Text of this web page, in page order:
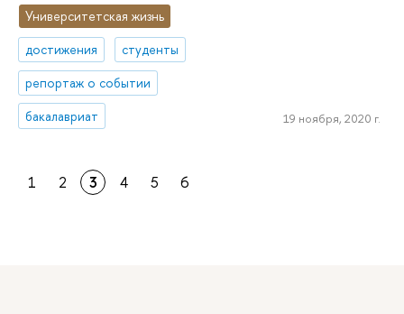
Университетская жизнь
достижения
студенты
репортаж о событии
бакалавриат
19 ноября, 2020 г.
1 2 3 4 5 6